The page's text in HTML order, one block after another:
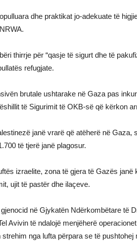
dhe praktikat jo-adekuate të
thirrje për “qasje të sigurt dhe të
refugjate.
brutale ushtarake në Gaza pas
të Sigurimit të OKB-së që kërkon
janë vrarë që atëherë në
të tjerë janë plagosur.
izraelite, zona të gjera të Gazës
ujit të pastër dhe ilaçeve.
në Gjykatën Ndërkombëtare të
Avivin të ndalojë menjëherë
nga lufta përpara se të pushtohej